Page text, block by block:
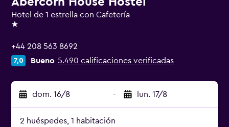
Hotel de 1 estrella con Cafetería
1 estrella
+44 208 563 8692
7,0 Bueno 5.490 calificaciones verificadas
dom. 16/8 - lun. 17/8
2 huéspedes, 1 habitación